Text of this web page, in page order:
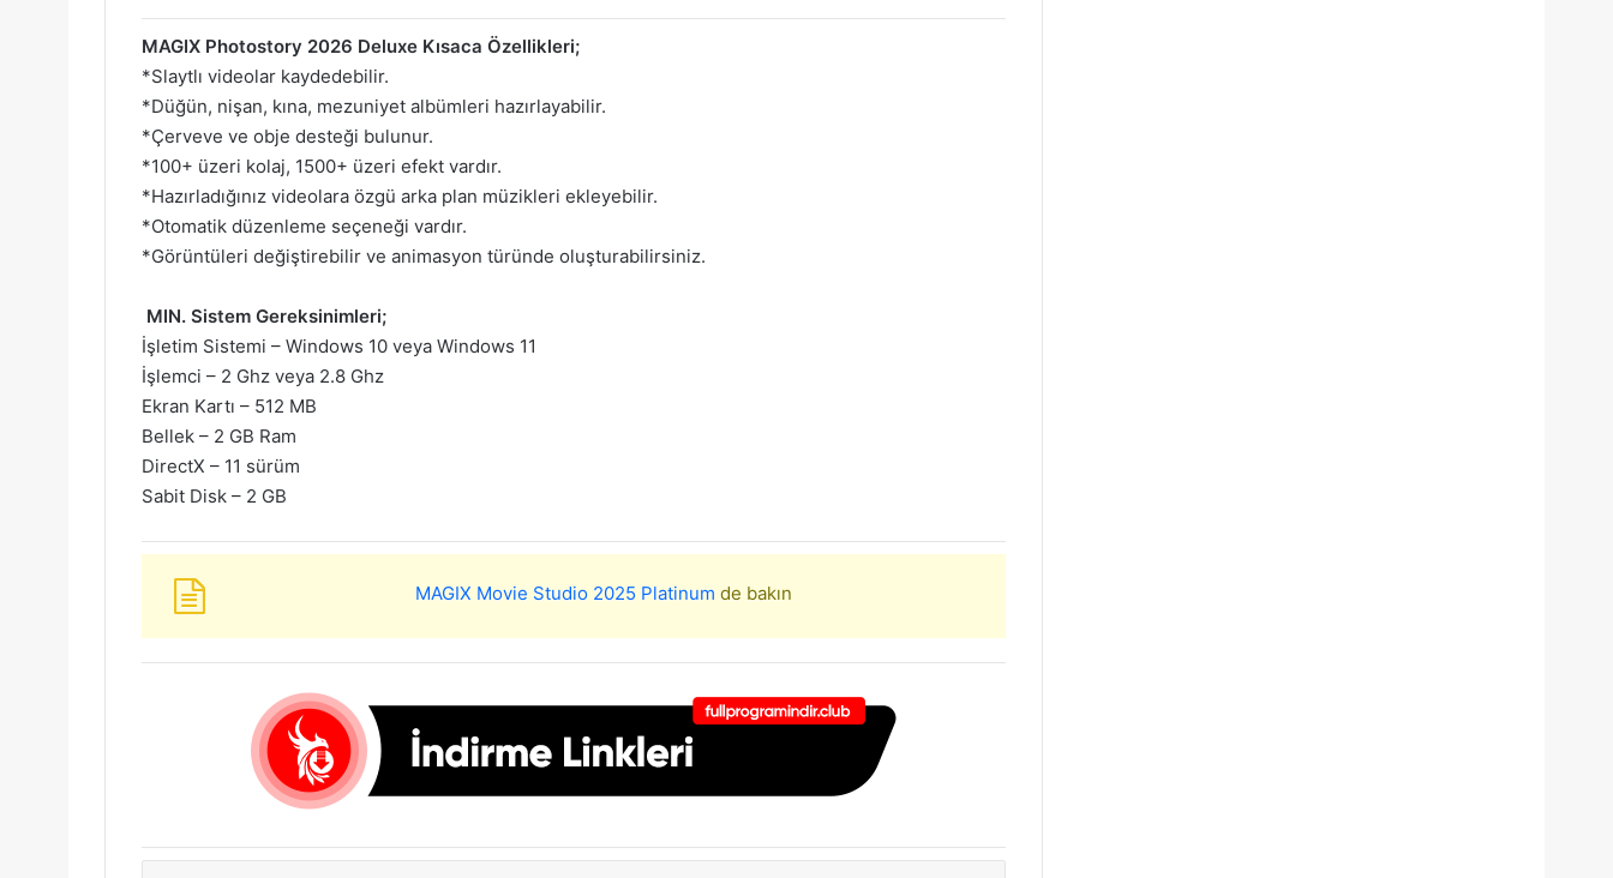
MAGIX Photostory 2026 Deluxe Kısaca Özellikleri;
*Slaytlı videolar kaydedebilir.
*Düğün, nişan, kına, mezuniyet albümleri hazırlayabilir.
*Çerveve ve obje desteği bulunur.
*100+ üzeri kolaj, 1500+ üzeri efekt vardır.
*Hazırladığınız videolara özgü arka plan müzikleri ekleyebilir.
*Otomatik düzenleme seçeneği vardır.
*Görüntüleri değiştirebilir ve animasyon türünde oluşturabilirsiniz.
MIN. Sistem Gereksinimleri;
İşletim Sistemi – Windows 10 veya Windows 11
İşlemci – 2 Ghz veya 2.8 Ghz
Ekran Kartı – 512 MB
Bellek – 2 GB Ram
DirectX – 11 sürüm
Sabit Disk – 2 GB
MAGIX Movie Studio 2025 Platinum de bakın